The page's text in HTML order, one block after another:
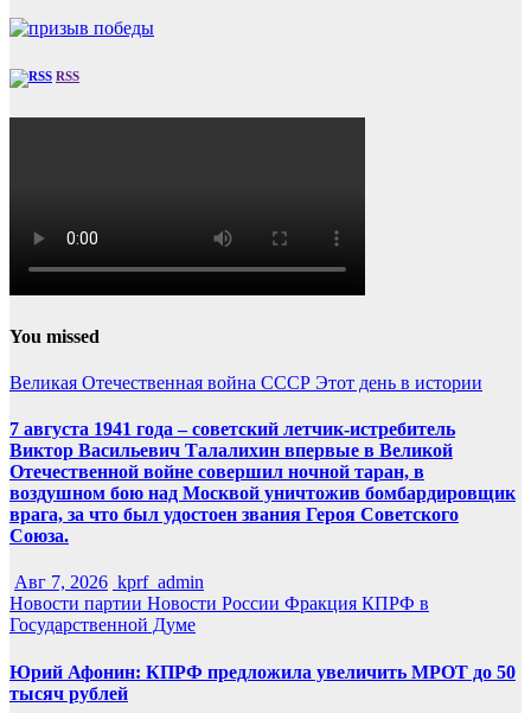
RSS
You missed
Великая Отечественная война СССР Этот день в истории
7 августа 1941 года – советский летчик-истребитель
Виктор Васильевич Талалихин впервые в Великой
Отечественной войне совершил ночной таран, в
воздушном бою над Москвой уничтожив бомбардировщик
врага, за что был удостоен звания Героя Советского
Союза.
Авг 7, 2026 kprf_admin
Новости партии Новости России Фракция КПРФ в
Государственной Думе
Юрий Афонин: КПРФ предложила увеличить МРОТ до 50
тысяч рублей